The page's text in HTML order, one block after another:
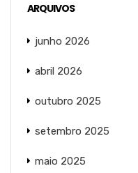
ARQUIVOS
junho 2026
abril 2026
outubro 2025
setembro 2025
maio 2025